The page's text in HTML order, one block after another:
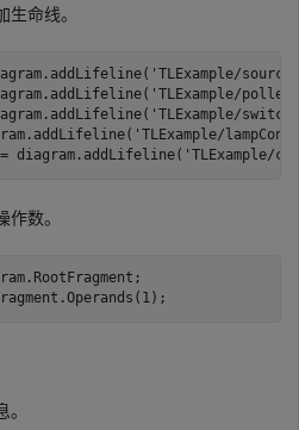
命线。
'TLExample/source'
'TLExample/poller'
'TLExample/switch'
'TLExample/
'TLExample/
数。